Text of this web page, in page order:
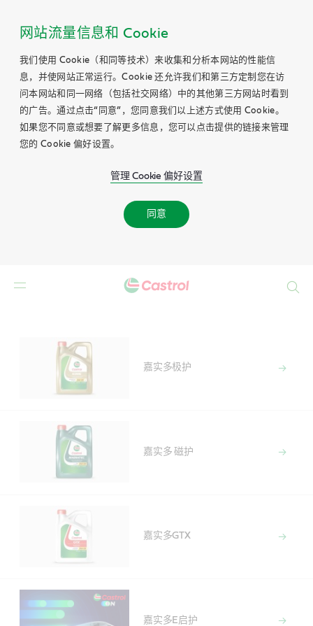
网站流量信息和 Cookie
我们使用 Cookie（和同等技术）来收集和分析本网站的性能信
息，并使网站正常运行。Cookie 还允许我们和第三方定制您在访
问本网站和同一网络（包括社交网络）中的其他第三方网站时看到
的广告。通过点击“同意”，您同意我们以上述方式使用 Cookie。
如果您不同意或想要了解更多信息，您可以点击提供的链接来管理
您的 Cookie 偏好设置。
管理 Cookie 偏好设置
同意
嘉实多极护
嘉实多 磁护
嘉实多GTX
嘉实多E启护